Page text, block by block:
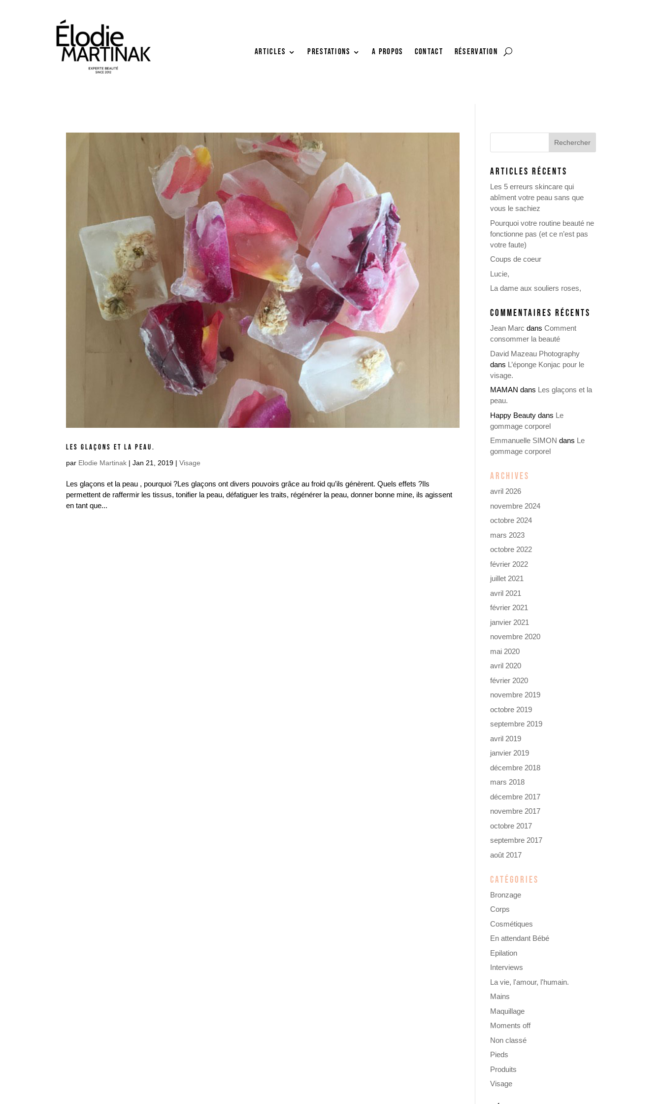
ARTICLES PRESTATIONS A PROPOS Contact RÉSERVATION
LES GLAÇONS ET LA PEAU.
par Elodie Martinak |Jan 21, 2019 |Visage
Les glaçons et la peau , pourquoi ?Les glaçons ont divers pouvoirs grâce au froid qu’ils génèrent. Quels effets ?Ils
permettent de raffermir les tissus, tonifier la peau, défatiguer les traits, régénérer la peau, donner bonne mine, ils agissent
en tant que...
ARTICLES RÉCENTS
Les 5 erreurs skincare qui
abîment votre peau sans que
vous le sachiez
Pourquoi votre routine beauté ne
fonctionne pas (et ce n’est pas
votre faute)
Coups de coeur
Lucie,
La dame aux souliers roses,
COMMENTAIRES RÉCENTS
Jean Marc dans Comment
consommer la beauté
David Mazeau Photography
dans L’éponge Konjac pour le
visage.
MAMAN dans Les glaçons et la
peau.
Happy Beautydans Le
gommage corporel
Emmanuelle SIMON dans Le
gommage corporel
ARCHIVES
avril 2026
novembre 2024
octobre 2024
mars 2023
octobre 2022
février 2022
juillet 2021
avril 2021
février 2021
janvier 2021
novembre 2020
mai 2020
avril 2020
février 2020
novembre 2019
octobre 2019
septembre 2019
avril 2019
janvier 2019
décembre 2018
mars 2018
décembre 2017
novembre 2017
octobre 2017
septembre 2017
août 2017
CATÉGORIES
Bronzage
Corps
Cosmétiques
En attendant Bébé
Epilation
Interviews
La vie, l'amour, l'humain.
Mains
Maquillage
Moments off
Non classé
Pieds
Produits
Visage